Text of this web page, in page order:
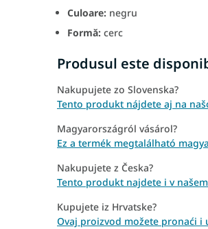
Culoare: negru
Formă: cerc
Produsul este
Nakupujete zo Slovenska?
Tento produkt nájdete aj na
Magyarországról vásárol?
Ez a termék megtalálható
Nakupujete z Česka?
Tento produkt najdete i v
Kupujete iz Hrvatske?
Ovaj proizvod možete pronaći